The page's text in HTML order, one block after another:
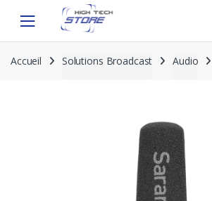
navigation
content
Accueil Solutions Broadcast Audio